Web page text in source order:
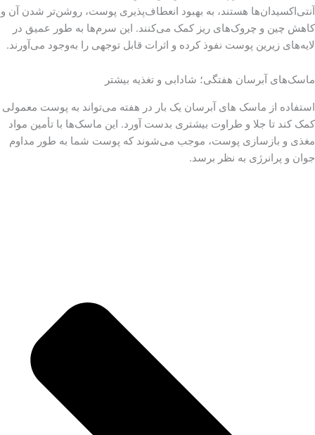
آنتی‌اکسیدان‌ها هستند، به بهبود انعطاف‌پذیری پوست، روشن‌تر شدن آن و
کاهش چین و چروک‌های ریز کمک می‌کنند. این سرم‌ها به طور عمیق در
لایه‌های زیرین پوست نفوذ کرده و اثرات قابل توجهی را به‌وجود می‌آورند.
ماسک‌های آبرسان هفتگی؛ شادابی و تغذیه بیشتر
استفاده از ماسک های آبرسان یک بار در هفته می‌تواند به پوست معمولی
کمک کند تا جلا و طراوت بیشتری بدست آورد. این ماسک‌ها با تأمین مواد
مغذی و بازسازی پوست، موجب می‌شوند که پوست شما به طور مداوم
جوان و پرانرژی به نظر برسد.